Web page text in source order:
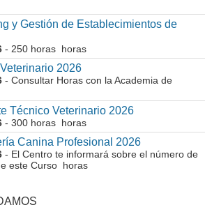
y Gestión de Establecimientos de
- 250 horas horas
2026
- Consultar Horas con la Academia de
Técnico Veterinario 2026
- 300 horas horas
Canina Profesional 2026
- El Centro te informará sobre el número de
este Curso horas